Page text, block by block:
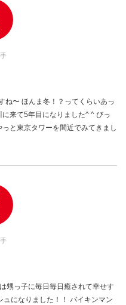
ね〜 ほんま冬！？ってくらいあっ
来て5年目になりました^ ^ びっ
と東京タワーを間近でみてきまし
甥っ子に毎日毎日癒されて幸せす
になりました！！ バイキンマン